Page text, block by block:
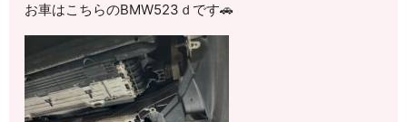
お車はこちらのBMW523ｄです🚗